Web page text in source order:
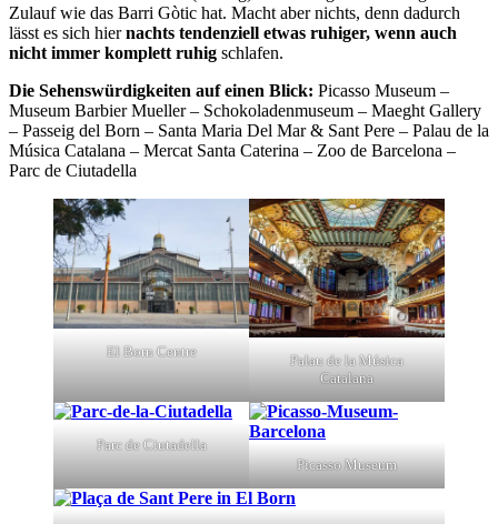
Zulauf wie das Barri Gòtic hat. Macht aber nichts, denn dadurch
lässt es sich hiernachts tendenziell etwas ruhiger, wenn auch
nicht immer komplett ruhig schlafen.
Die Sehenswürdigkeiten auf einen Blick: Picasso Museum –
Museum Barbier Mueller – Schokoladenmuseum – Maeght Gallery
– Passeig del Born – Santa Maria Del Mar & Sant Pere – Palau de la
Música Catalana – Mercat Santa Caterina – Zoo de Barcelona –
Parc de Ciutadella
El Born Centre
Palau de la Música
Catalana
Parc de Ciutadella
Picasso Museum